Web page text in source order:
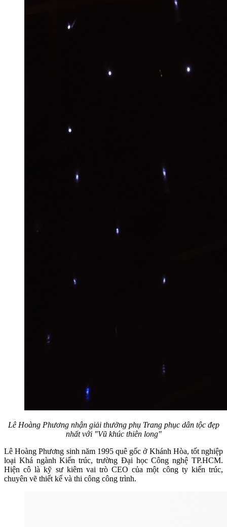
Lê Hoàng Phương nhận giải thưởng phụ Trang phục dân tộc đẹp
nhất với "Vũ khúc thiên long"
Lê Hoàng Phương sinh năm 1995 quê gốc ở Khánh Hòa, tốt nghiệp
loại Khá ngành Kiến trúc, trường Đại học Công nghệ TP.HCM.
Hiện cô là kỹ sư kiêm vai trò CEO của một công ty kiến trúc,
chuyên vẽ thiết kế và thi công công trình.